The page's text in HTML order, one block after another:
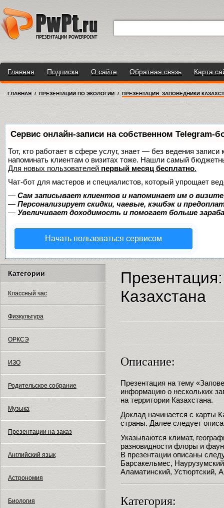
Главная Подписка О сайте Обратная связь Карта
ГЛАВНАЯ / ПРЕЗЕНТАЦИИ ПО ЭКОЛОГИИ / ПРЕЗЕНТАЦИЯ: ЗАПОВЕДНИКИ
Сервис онлайн-записи на собственном Telegram-
Тот, кто работает в сфере услуг, знает — без ведения
напоминать клиентам о визитах тоже. Нашли самый
Для новых пользователей первый месяц бесплатно.
Чат-бот для мастеров и специалистов, который упрощает
— Сам записывает клиентов и напоминает им о
— Персонализирует скидки, чаевые, кэшбэк и
— Увеличивает доходимость и помогает больше
Начать пользоваться сервисом
Категории
Классный час
Физкультура
ОРКСЭ
ИЗО
Родительское собрание
Музыка
Презентации на заказ
Английский язык
Астрономия
Биология
Казахстана
Описание:
Презентация на тему
информацию о нескольких
на территории Казахстана.
Доклад начинается с карты
страны. Далее следует
Указываются климат,
разновидности флоры и
В презентации описаны
Барсакельмес,
Аламатинский, Устюртский,
Категория: